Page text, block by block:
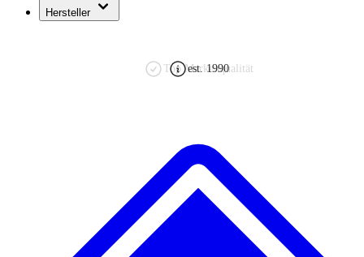
Hersteller
est. 1990